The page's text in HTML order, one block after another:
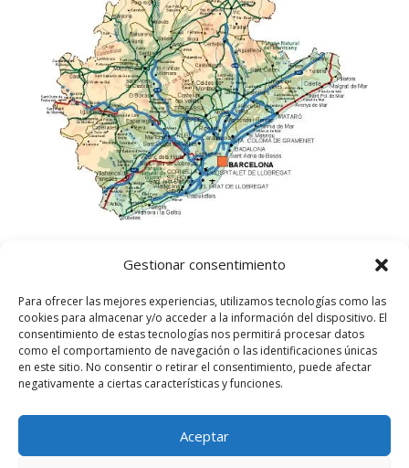
Gestionar consentimiento
Para ofrecer las mejores experiencias, utilizamos tecnologías como las
cookies para almacenar y/o acceder a la información del dispositivo. El
consentimiento de estas tecnologías nos permitirá procesar datos
como el comportamiento de navegación o las identificaciones únicas
en este sitio. No consentir o retirar el consentimiento, puede afectar
negativamente a ciertas características y funciones.
Aceptar
Lampista Barcelona. Todos los derechos
reservados.